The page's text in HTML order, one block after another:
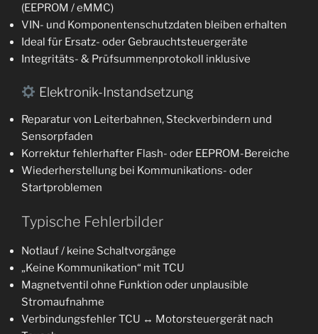
(EEPROM / eMMC)
VIN- und Komponentenschutzdaten bleiben erhalten
Ideal für Ersatz- oder Gebrauchtsteuergeräte
Integritäts- & Prüfsummenprotokoll inklusive
Elektronik-Instandsetzung
Reparatur von Leiterbahnen, Steckverbindern und
Sensorpfaden
Korrektur fehlerhafter Flash- oder EEPROM-Bereiche
Wiederherstellung bei Kommunikations- oder
Startproblemen
Typische Fehlerbilder
Notlauf / keine Schaltvorgänge
„Keine Kommunikation“ mit TCU
Magnetventil ohne Funktion oder unplausible
Stromaufnahme
Verbindungsfehler TCU ↔ Motorsteuergerät nach